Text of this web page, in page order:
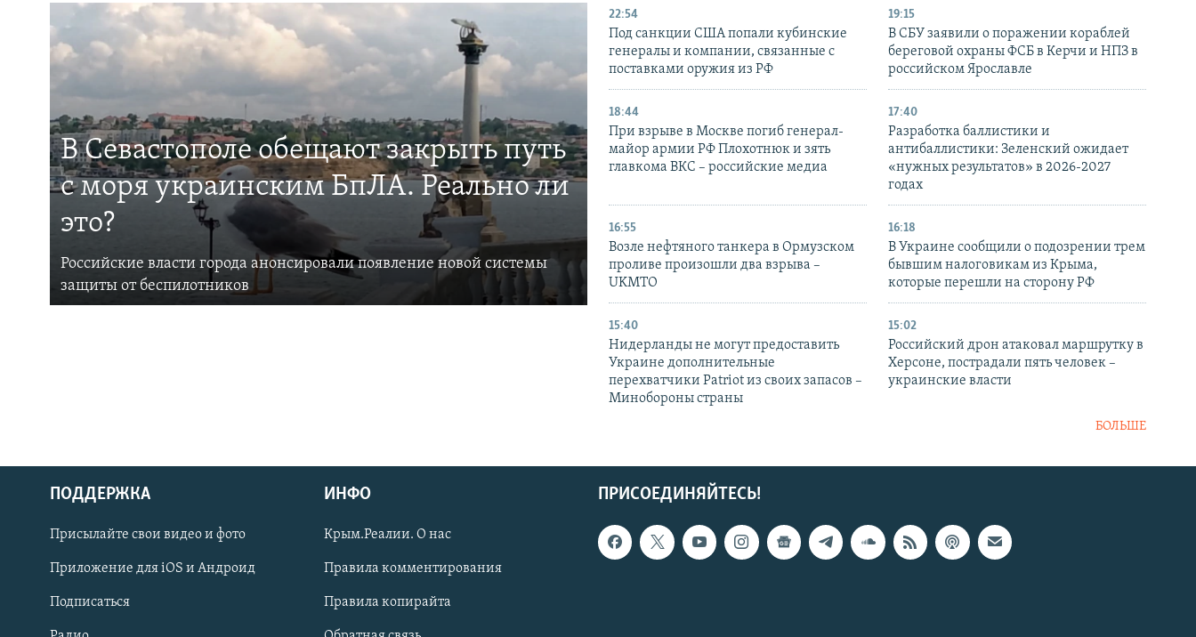
Українською
Qırımtatar
ПРИСОЕДИНЯЙТЕСЬ!
В Севастополе обещают закрыть путь
с моря украинским БпЛА. Реально ли
это?
Российские власти города анонсировали появление новой системы
защиты от беспилотников
22:54
Под санкции США попали кубинские
генералы и компании, связанные с
поставками оружия из РФ
19:15
В СБУ заявили о поражении кораблей
береговой охраны ФСБ в Керчи и НПЗ в
российском Ярославле
18:44
При взрыве в Москве погиб генерал-
майор армии РФ Плохотнюк и зять
главкома ВКС – российские медиа
17:40
Разработка баллистики и
антибаллистики: Зеленский ожидает
«нужных результатов» в 2026-2027
годах
16:55
Возле нефтяного танкера в Ормузском
проливе произошли два взрыва –
UKMTO
16:18
В Украине сообщили о подозрении трем
бывшим налоговикам из Крыма,
которые перешли на сторону РФ
15:40
Нидерланды не могут предоставить
Украине дополнительные
перехватчики Patriot из своих запасов –
Минобороны страны
15:02
Российский дрон атаковал маршрутку в
Херсоне, пострадали пять человек –
украинские власти
БОЛЬШЕ
ПРИСОЕДИНЯЙТЕСЬ!
ПОДДЕРЖКА
Присылайте свои видео и фото
Приложение для iOS и Андроид
Подписаться
ИНФО
Крым.Реалии. О нас
Правила комментирования
Правила копирайта